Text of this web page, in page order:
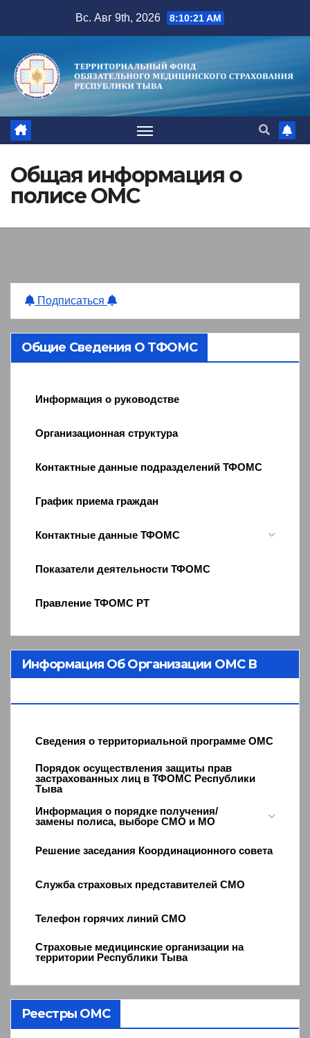
содержимому
Вс. Авг 9th, 2026 8:10:22 AM
Общая информация о
полисе ОМС
Подписаться
Общие Сведения О ТФОМС
Информация о руководстве
Организационная структура
Контактные данные подразделений ТФОМС
График приема граждан
Контактные данные ТФОМС
Показатели деятельности ТФОМС
Правление ТФОМС РТ
Информация Об Организации ОМС В
Сведения о территориальной программе ОМС
Порядок осуществления защиты прав
застрахованных лиц в ТФОМС Республики
Тыва
Информация о порядке получения/
замены полиса, выборе СМО и МО
Решение заседания Координационного совета
Служба страховых представителей СМО
Телефон горячих линий СМО
Страховые медицинские организации на
территории Республики Тыва
Реестры ОМС